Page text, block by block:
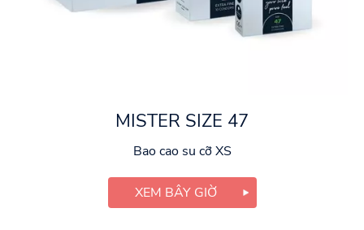
MISTER SIZE 47
Bao cao su cỡ XS
XEM BÂY GIỜ